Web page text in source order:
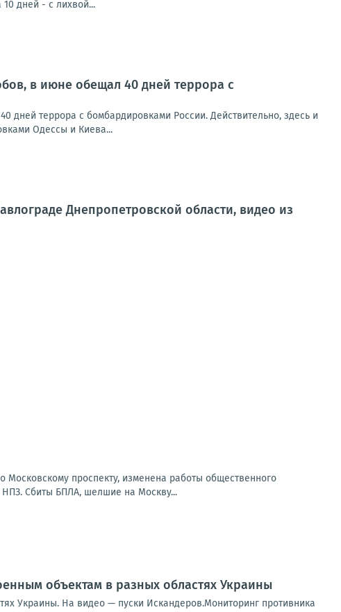
дней - с лихвой...
в июне обещал 40 дней террора с
террора с бомбардировками России. Действительно, здесь и
Одессы и Киева...
Днепропетровской области, видео из
Московскому проспекту, изменена работы общественного
НПЗ. Сбиты БПЛА, шелшие на Москву...
объектам в разных областях Украины
Украины. На видео — пуски Искандеров.Мониторинг противника